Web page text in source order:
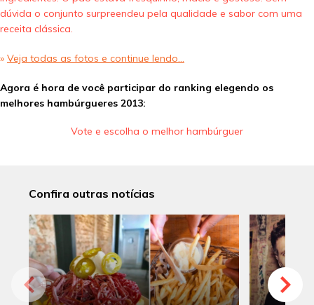
dúvida o conjunto surpreendeu pela qualidade e sabor com uma
receita clássica.
» Veja todas as fotos e continue lendo…
Agora é hora de você participar do ranking elegendo os
melhores hambúrgueres 2013:
Vote e escolha o melhor hambúrguer
Confira outras notícias